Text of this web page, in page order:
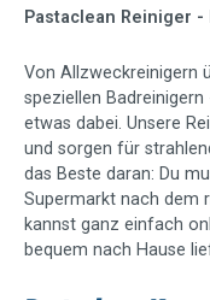
Pastaclean Reiniger
Von Allzweckreinigern
speziellen
etwas dabei. Unsere
und sorgen für
das Beste daran: Du
Supermarkt nach dem
kannst ganz einfach
bequem nach Hause